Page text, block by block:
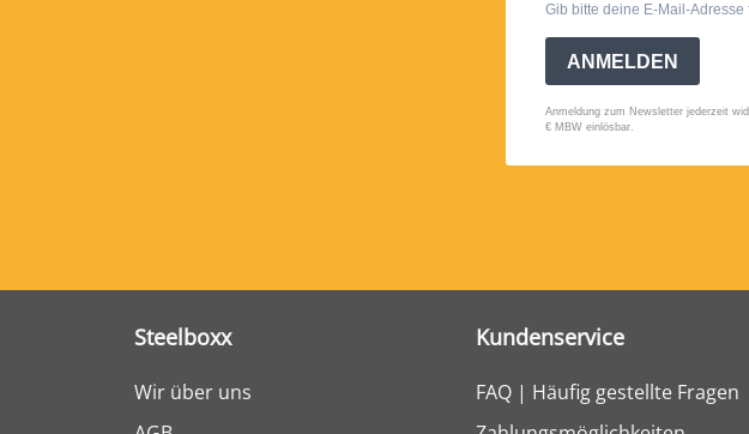
Steelboxx
Wir über uns
Kundenservice
FAQ | Häufig gestellte Fragen